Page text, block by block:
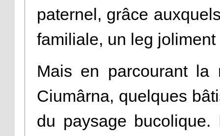
paternel, grâce
familiale, un leg
Mais en parcourant la
Ciumârna, quelques
du paysage